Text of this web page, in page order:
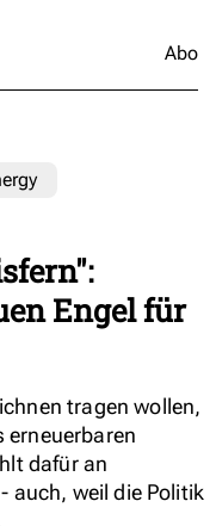
Abo
Engel für
tragen wollen,
erneuerbaren
dafür an
auch, weil die Politik